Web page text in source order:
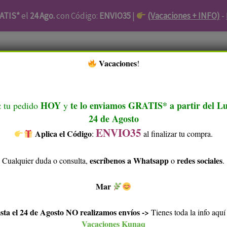
el 24 Ago.con Código: ENVIO35| (Vacaciones + INFO) -
Piel Atópica Facial Cabello Higiene
Tu Cuenta
funciona y cómo elegir el tuyo
​ Vacaciones!
tu pedidoHOY yte lo enviamos GRATIS* a partir del
24 de Agosto
Aplica el Código: ENVIO35 al finalizar tu compra.
Cualquier duda o consulta,escríbenos a Whatsapporedes sociales.
Mar
el 24 de Agosto NO realizamos envíos -> Tienes toda la info aquí
Vacaciones Kunaq